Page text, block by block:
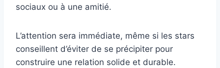
sociaux ou à une amitié.
L’attention sera immédiate, même si les stars
conseillent d’éviter de se précipiter pour
construire une relation solide et durable.